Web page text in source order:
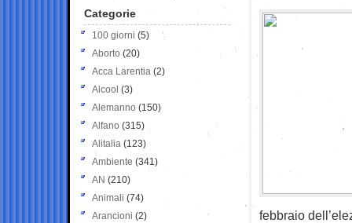
febbraio
Categorie
100 giorni (5)
Aborto (20)
Acca Larentia (2)
Alcool (3)
Alemanno (150)
Alfano (315)
Alitalia (123)
Ambiente (341)
AN (210)
Animali (74)
Arancioni (2)